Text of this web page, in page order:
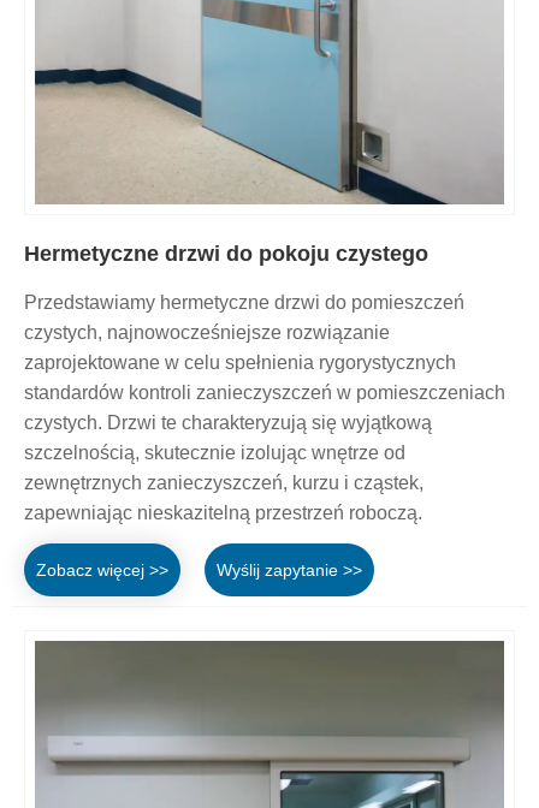
Hermetyczne drzwi do pokoju czystego
Przedstawiamy hermetyczne drzwi do pomieszczeń
czystych, najnowocześniejsze rozwiązanie
zaprojektowane w celu spełnienia rygorystycznych
standardów kontroli zanieczyszczeń w pomieszczeniach
czystych. Drzwi te charakteryzują się wyjątkową
szczelnością, skutecznie izolując wnętrze od
zewnętrznych zanieczyszczeń, kurzu i cząstek,
zapewniając nieskazitelną przestrzeń roboczą.
Zobacz więcej >> Wyślij zapytanie >>